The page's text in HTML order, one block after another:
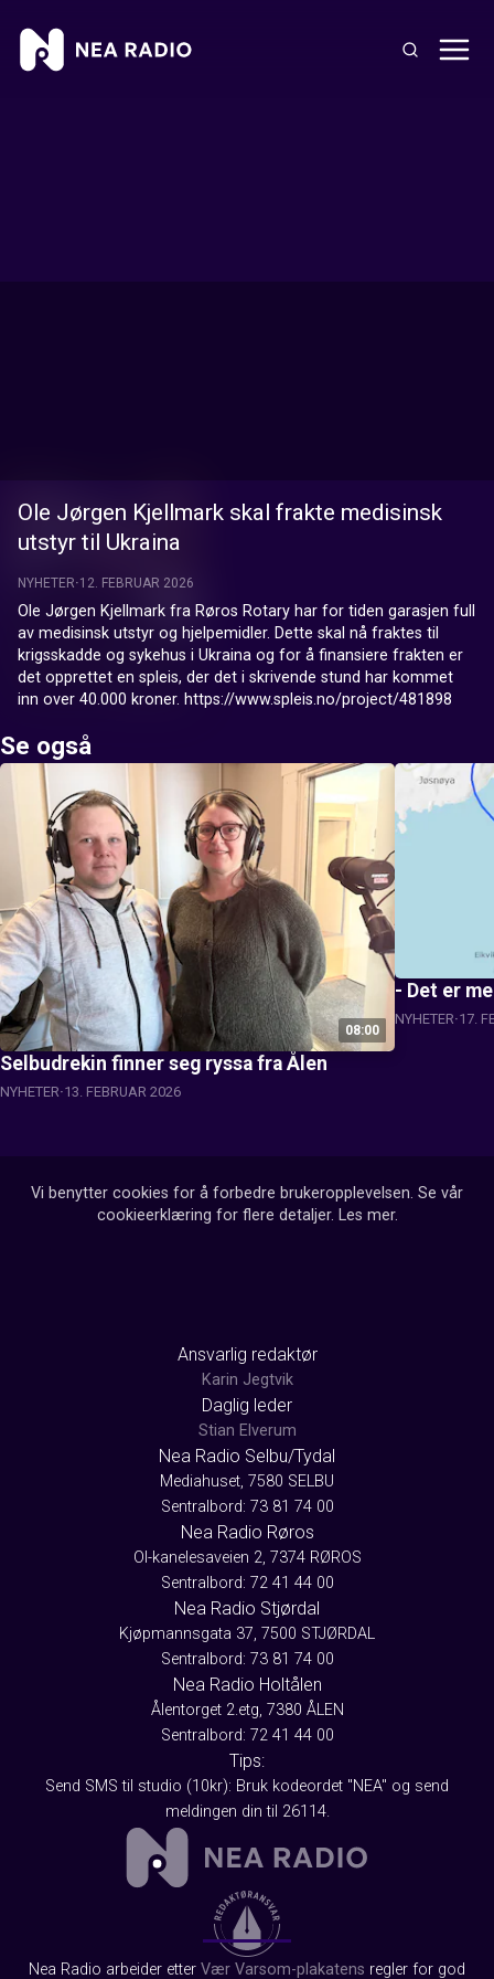
Ole Jørgen Kjellmark skal frakte medisinsk
utstyr til Ukraina
NYHETER 12. FEBRUAR 2026
Ole Jørgen Kjellmark fra Røros Rotary har for tiden garasjen full
av medisinsk utstyr og hjelpemidler. Dette skal nå fraktes til
krigsskadde og sykehus i Ukraina og for å finansiere frakten er
det opprettet en spleis, der det i skrivende stund har kommet
inn over 40.000 kroner. https://www.spleis.no/project/481898
Se også
08:00
Selbudrekin finner seg ryssa fra Ålen
NYHETER 13. FEBRUAR 2026
- Det er
NYHETER 17.
Vi benytter cookies for å forbedre brukeropplevelsen. Se vår
cookieerklæring for flere detaljer. Les mer.
Ansvarlig redaktør
Karin Jegtvik
Daglig leder
Stian Elverum
Nea Radio Selbu/Tydal
Mediahuset, 7580 SELBU
Sentralbord: 73 81 74 00
Nea Radio Røros
Ol-kanelesaveien 2, 7374 RØROS
Sentralbord: 72 41 44 00
Nea Radio Stjørdal
Kjøpmannsgata 37, 7500 STJØRDAL
Sentralbord: 73 81 74 00
Nea Radio Holtålen
Ålentorget 2.etg, 7380 ÅLEN
Sentralbord: 72 41 44 00
Tips:
Send SMS til studio (10kr): Bruk kodeordet "NEA" og send
meldingen din til 26114.
Nea Radio arbeider etter Vær Varsom-plakatens regler for god